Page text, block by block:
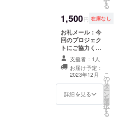
一人ひとり
の魅力や存
在感を引き
出す人物表
現から、
空間に宿る
雰囲気や記
憶を感じ取
り立ち上げ
帯で制作過程を
撮影後、アプリ
にて編集し、1,2
分程度の作品に
してご希望の
メールアドレス
へ送らせて頂き
ます。 ※作品の
著作権は著作者
る
1,500円 在庫なし
お礼メール：今
回のプロジェク
トにご協力くだ
さったことへの
お礼 のメールを
送らせて頂きま
す。
支援者：1人
お届け予定：
2023年12月
詳細を見る
こ
の
リ
タ
ー
ン
を
選
択
す
る